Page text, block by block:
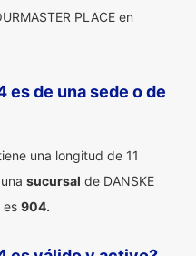
PLACE en
es de una sede o de
una longitud de 11
sucursal de DANSKE
es 904.